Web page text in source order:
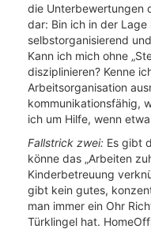
die Unterbewertungen
dar: Bin ich in der
selbstorganisierend
Kann ich mich ohne
disziplinieren? Kenne
Arbeitsorganisation
kommunikationsfähig,
ich um Hilfe, wenn
Fallstrick zwei: Es gibt
könne das „Arbeiten
Kinderbetreuung
gibt kein gutes,
man immer ein Ohr
Türklingel hat.